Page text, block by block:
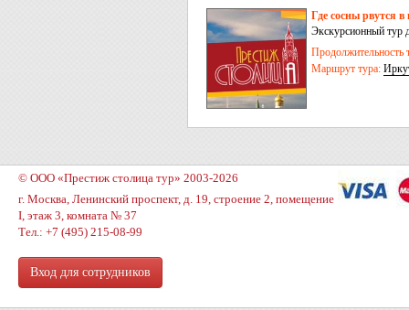
Где сосны рвутся
Экскурсионный тур
Листвянка –
Продолжительность
Маршрут тура:
© ООО «Престиж столица тур» 2003-2026
г. Москва, Ленинский проспект, д. 19, строение 2, помещение
I, этаж 3, комната № 37
Тел.: +7 (495) 215-08-99
Вход для сотрудников